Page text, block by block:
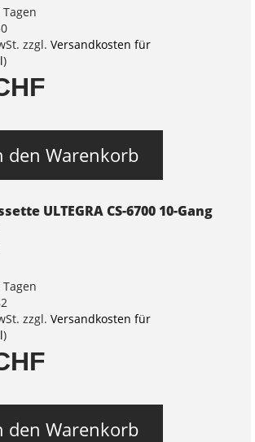
zzgl. Versandkosten für
)
den Warenkorb
ULTEGRA CS-6700 10-Gang
zzgl. Versandkosten für
)
den Warenkorb